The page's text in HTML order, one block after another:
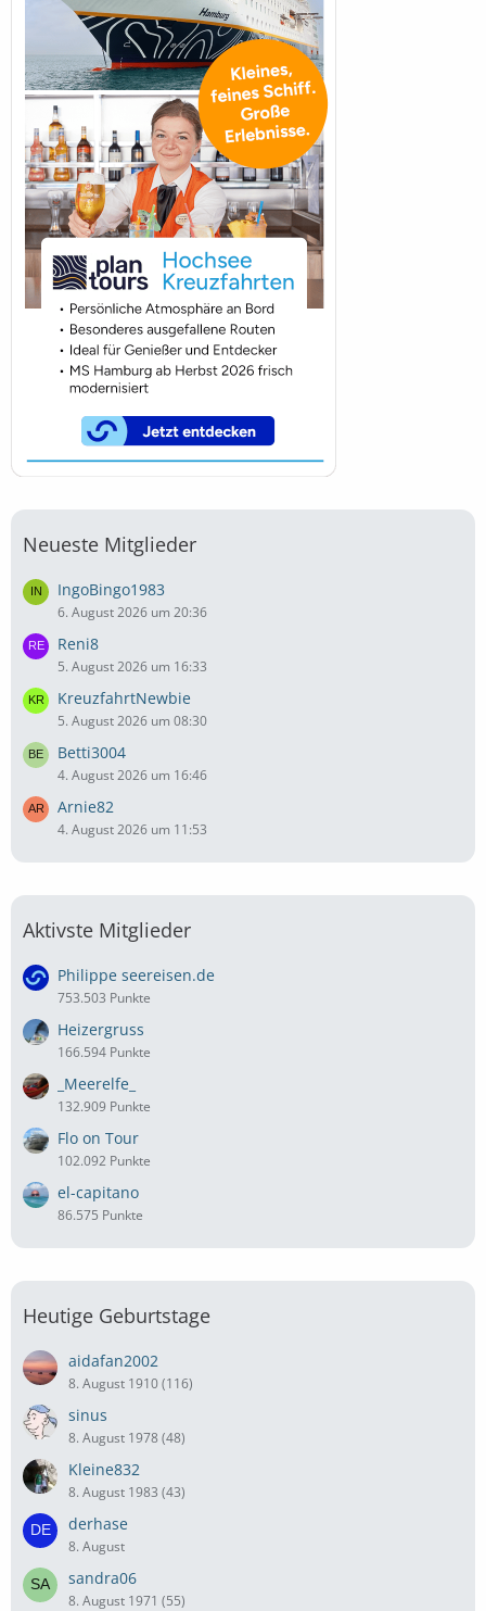
Neueste Mitglieder
IngoBingo1983
6. August 2026 um 20:36
Reni8
5. August 2026 um 16:33
KreuzfahrtNewbie
5. August 2026 um 08:30
Betti3004
4. August 2026 um 16:46
Arnie82
4. August 2026 um 11:53
Aktivste Mitglieder
Philippe seereisen.de
753.503 Punkte
Heizergruss
166.594 Punkte
_Meerelfe_
132.909 Punkte
Flo on Tour
102.092 Punkte
el-capitano
86.575 Punkte
Heutige Geburtstage
aidafan2002
8. August 1910 (116)
sinus
8. August 1978 (48)
Kleine832
8. August 1983 (43)
derhase
8. August
sandra06
8. August 1971 (55)